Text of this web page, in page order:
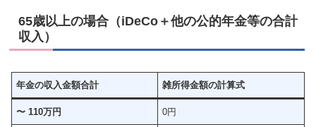
65歳以上の場合（iDeCo＋他の公的年金等の合計
収入）
年金の収入金額合計 雑所得金額の計算式
〜 110万円 0円